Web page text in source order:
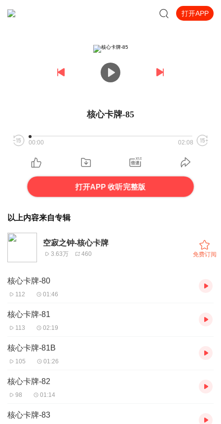
打开APP
核心卡牌-85
00:00 02:08
打开APP 收听完整版
以上内容来自专辑
空寂之钟-核心卡牌
3.63万 460 免费订阅
核心卡牌-80
112 01:46
核心卡牌-81
113 02:19
核心卡牌-81B
105 01:26
核心卡牌-82
98 01:14
核心卡牌-83